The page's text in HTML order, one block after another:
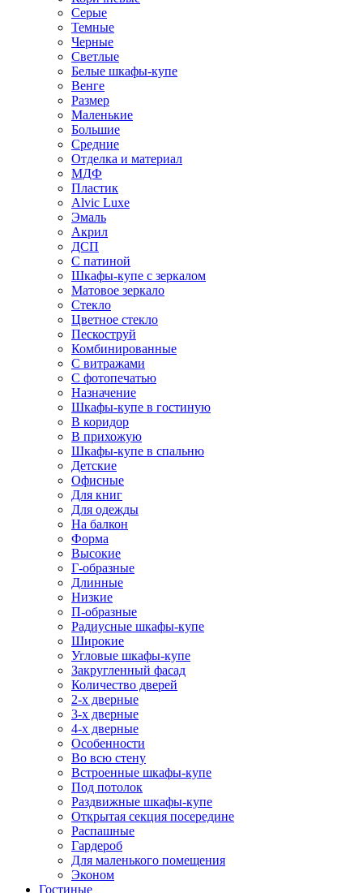
Серые
Темные
Черные
Светлые
Белые шкафы-купе
Венге
Размер
Маленькие
Большие
Средние
Отделка и материал
МДФ
Пластик
Alvic Luxe
Эмаль
Акрил
ДСП
С патиной
Шкафы-купе с зеркалом
Матовое зеркало
Стекло
Цветное стекло
Пескоструй
Комбинированные
С витражами
С фотопечатью
Назначение
Шкафы-купе в гостиную
В коридор
В прихожую
Шкафы-купе в спальню
Детские
Офисные
Для книг
Для одежды
На балкон
Форма
Высокие
Г-образные
Длинные
Низкие
П-образные
Радиусные шкафы-купе
Широкие
Угловые шкафы-купе
Закругленный фасад
Количество дверей
2-х дверные
3-х дверные
4-х дверные
Особенности
Во всю стену
Встроенные шкафы-купе
Под потолок
Раздвижные шкафы-купе
Открытая секция посередине
Распашные
Гардероб
Для маленького помещения
Эконом
Гостиные